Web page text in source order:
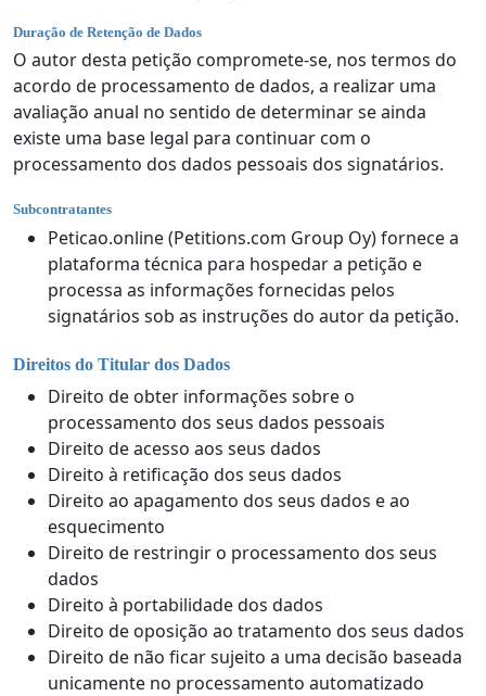
Duração de Retenção de Dados
O autor desta petição compromete-se, nos termos do
acordo de processamento de dados, a realizar uma
avaliação anual no sentido de determinar se ainda
existe uma base legal para continuar com o
processamento dos dados pessoais dos signatários.
Subcontratantes
Peticao.online (Petitions.com Group Oy) fornece a
plataforma técnica para hospedar a petição e
processa as informações fornecidas pelos
signatários sob as instruções do autor da petição.
Direitos do Titular dos Dados
Direito de obter informações sobre o
processamento dos seus dados pessoais
Direito de acesso aos seus dados
Direito à retificação dos seus dados
Direito ao apagamento dos seus dados e ao
esquecimento
Direito de restringir o processamento dos seus
dados
Direito à portabilidade dos dados
Direito de oposição ao tratamento dos seus dados
Direito de não ficar sujeito a uma decisão baseada
unicamente no processamento automatizado